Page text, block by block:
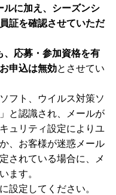
ルに加え、シーズンシ
証を確認させていただ
、応募・参加資格を有
申込は無効とさせてい
フト、ウイルス対策ソ
と認識され、メールが
ュリティ設定によりユ
、お客様が迷惑メール
されている場合に、メ
ます。
設定してください。